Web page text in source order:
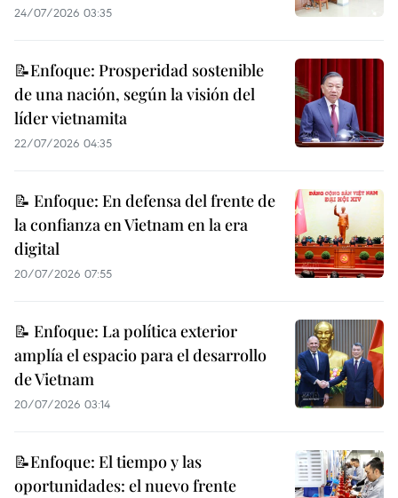
24/07/2026 03:35
📝Enfoque: Prosperidad sostenible
de una nación, según la visión del
líder vietnamita
22/07/2026 04:35
📝 Enfoque: En defensa del frente de
la confianza en Vietnam en la era
digital
20/07/2026 07:55
📝 Enfoque: La política exterior
amplía el espacio para el desarrollo
de Vietnam
20/07/2026 03:14
📝Enfoque: El tiempo y las
oportunidades: el nuevo frente